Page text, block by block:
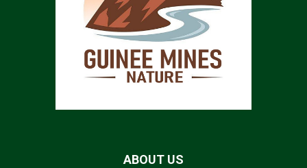
ABOUT US